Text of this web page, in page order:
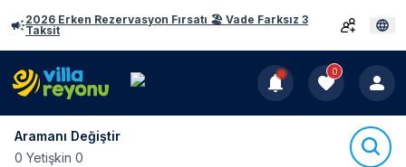
2026 Erken Rezervasyon Fırsatı 🏖️ Vade Farksız 3
Taksit
0
Aramanı Değiştir
0 Yetişkin 0